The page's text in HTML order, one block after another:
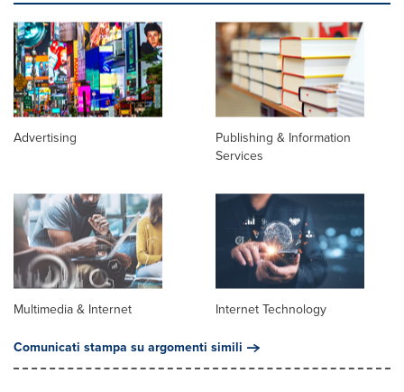
Advertising
Publishing & Information
Services
Multimedia & Internet
Internet Technology
Comunicati stampa su argomenti simili